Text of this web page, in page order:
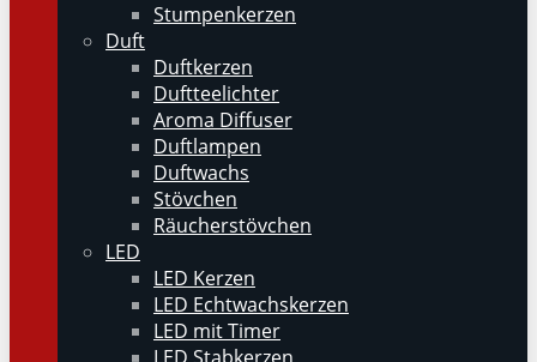
Stumpenkerzen
Duft
Duftkerzen
Duftteelichter
Aroma Diffuser
Duftlampen
Duftwachs
Stövchen
Räucherstövchen
LED
LED Kerzen
LED Echtwachskerzen
LED mit Timer